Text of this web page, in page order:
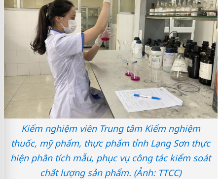
Kiểm nghiệm viên Trung tâm Kiểm nghiệm
thuốc, mỹ phẩm, thực phẩm tỉnh Lạng Sơn thực
hiện phân tích mẫu, phục vụ công tác kiểm soát
chất lượng sản phẩm. (Ảnh: TTCC)